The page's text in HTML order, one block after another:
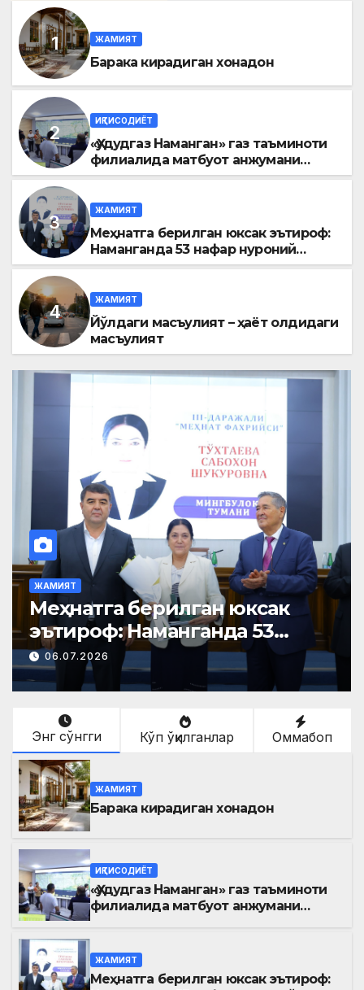
ЖАМИЯТ
Барака кирадиган хонадон
ИҚТИСОДИЁТ
«Ҳудудгаз Наманган» газ таъминоти
филиалида матбуот анжумани
ўтказилди
ЖАМИЯТ
Меҳнатга берилган юксак эътироф:
Наманганда 53 нафар нуроний
«Меҳнат фахрийси» кўкрак нишони
ЖАМИЯТ
Йўлдаги масъулият – ҳаёт олдидаги
масъулият
ЖАМИЯТ
Меҳнатга берилган юксак
эътироф: Наманганда 53
нафар нуроний «Меҳнат
фахрийси» кўкрак нишони
билан тақдирланди
06.07.2026
Энг сўнгги Кўп ўқилганлар Оммабоп
ЖАМИЯТ
Барака кирадиган хонадон
ИҚТИСОДИЁТ
«Ҳудудгаз Наманган» газ таъминоти
филиалида матбуот анжумани
ЖАМИЯТ
Меҳнатга берилган юксак эътироф: